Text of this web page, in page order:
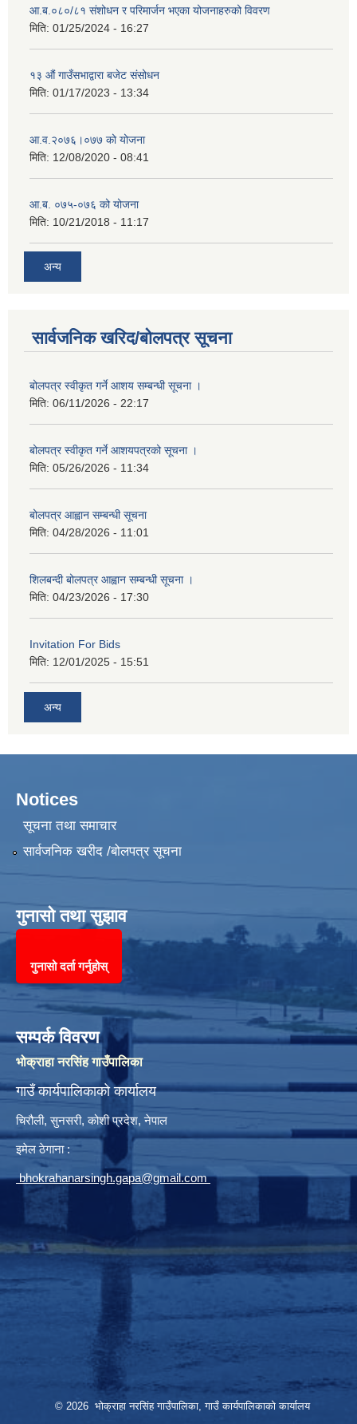
आ.ब.०८०/८१ संशोधन र परिमार्जन भएका योजनाहरुको विवरण
मिति: 01/25/2024 - 16:27
१३ औं गाउँसभाद्वारा बजेट संसोधन
मिति: 01/17/2023 - 13:34
आ‍.व.२०७६।०७७ को योजना
मिति: 12/08/2020 - 08:41
आ.ब. ०७५-०७६ को योजना
मिति: 10/21/2018 - 11:17
अन्य
सार्वजनिक खरिद/बोलपत्र सूचना
बोलपत्र स्वीकृत गर्ने आशय सम्बन्धी सूचना ।
मिति: 06/11/2026 - 22:17
बोलपत्र स्वीकृत गर्ने आशयपत्रको सूचना ।
मिति: 05/26/2026 - 11:34
बोलपत्र आह्वान सम्बन्धी सूचना
मिति: 04/28/2026 - 11:01
शिलबन्दी बोलपत्र आह्वान सम्बन्धी सूचना ।
मिति: 04/23/2026 - 17:30
Invitation For Bids
मिति: 12/01/2025 - 15:51
अन्य
Notices
सूचना तथा समाचार
सार्वजनिक खरीद /बोलपत्र सूचना
गुनासो तथा सुझाव
गुनासो दर्ता गर्नुहोस्
सम्पर्क विवरण
भोक्राहा नरसिंह गाउँपालिका
गाउँ कार्यपालिकाको कार्यालय
चिरौली, सुनसरी, कोशी प्रदेश, नेपाल
इमेल ठेगाना :
bhokrahanarsingh.gapa@gmail.com
© 2026 भोक्राहा नरसिंह गाउँपालिका, गाउँ कार्यपालिकाको कार्यालय